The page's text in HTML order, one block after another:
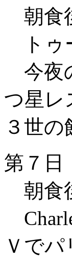
朝食
トゥ
今夜
つ星レ
３世の
第７日
朝食
Ｖでパ